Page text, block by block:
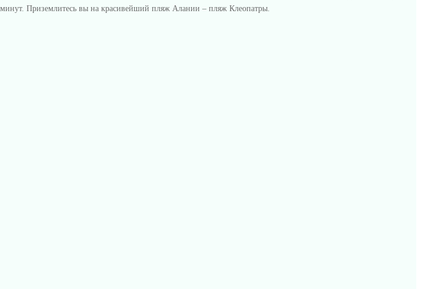
минут. Приземлитесь вы на красивейший пляж Алании – пляж Клеопатры.